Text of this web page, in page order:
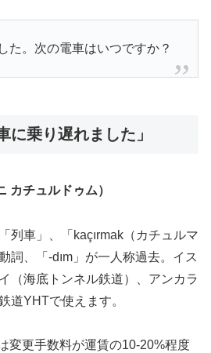
た。次の電車はいつですか？
に乗り遅れました」
カチュルドゥム）
列車」、「kaçırmak（カチュルマ
詞、「-dım」が一人称過去。イス
（海底トンネル鉄道）、アンカラ
道YHTで使えます。
変更手数料が運賃の10-20%程度